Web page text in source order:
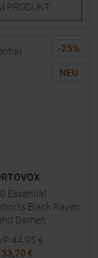
PRODUKT
-25%
NEU
Essential
Black Raven
Damen
44,95 €
33,70 €